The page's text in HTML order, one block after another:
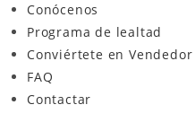
Conócenos
Programa de lealtad
Conviértete en Vendedor
FAQ
Contactar